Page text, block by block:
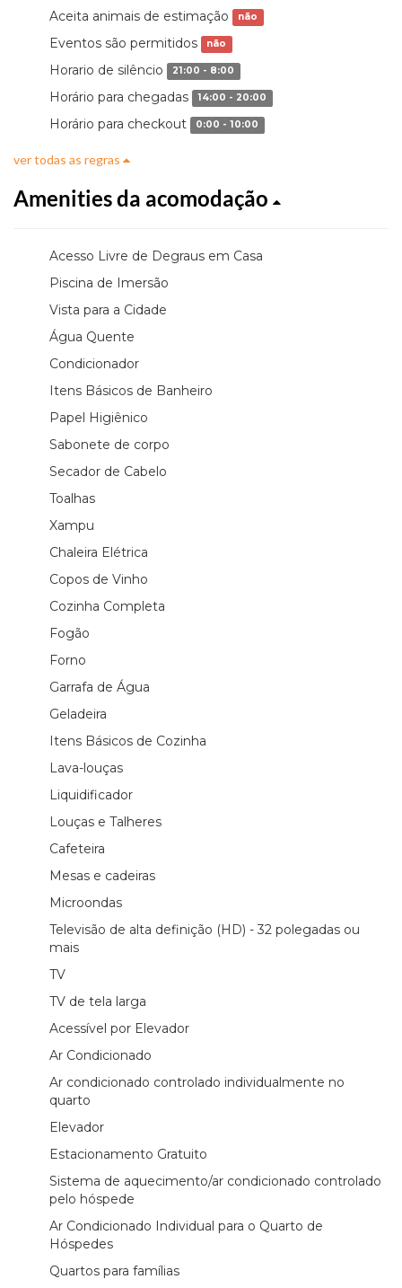
Aceita animais de estimação não
Eventos são permitidos não
Horario de silêncio 21:00 - 8:00
Horário para chegadas 14:00 - 20:00
Horário para checkout 0:00 - 10:00
ver todas as regras
Amenities da acomodação
Acesso Livre de Degraus em Casa
Piscina de Imersão
Vista para a Cidade
Água Quente
Condicionador
Itens Básicos de Banheiro
Papel Higiênico
Sabonete de corpo
Secador de Cabelo
Toalhas
Xampu
Chaleira Elétrica
Copos de Vinho
Cozinha Completa
Fogão
Forno
Garrafa de Água
Geladeira
Itens Básicos de Cozinha
Lava-louças
Liquidificador
Louças e Talheres
Cafeteira
Mesas e cadeiras
Microondas
Televisão de alta definição (HD) - 32 polegadas ou
mais
TV
TV de tela larga
Acessível por Elevador
Ar Condicionado
Ar condicionado controlado individualmente no
quarto
Elevador
Estacionamento Gratuito
Sistema de aquecimento/ar condicionado controlado
pelo hóspede
Ar Condicionado Individual para o Quarto de
Hóspedes
Quartos para famílias